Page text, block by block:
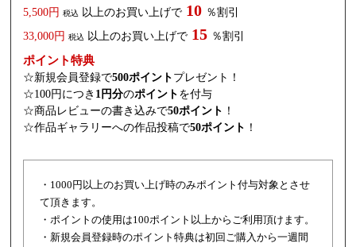
5,500円 税込 以上のお買い上げで 10 ％割引
33,000円 税込 以上のお買い上げで 15 ％割引
ポイント特典
☆新規会員登録で500ポイント プレゼント！
☆100円につき 1円分のポイント を付与
☆商品レビューの書き込みで50ポイント ！
☆作品ギャラリーへの作品投稿で50ポイント ！
・1000円以上のお買い上げ時のみポイント付与対象とさせ
て頂きます。
・ポイントの使用は100ポイント以上からご利用頂けます。
・新規会員登録時のポイント特典は初回ご購入から一週間